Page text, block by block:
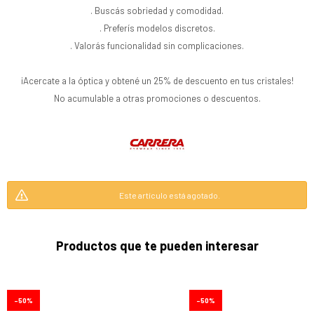
. Buscás sobriedad y comodidad.
. Preferís modelos discretos.
. Valorás funcionalidad sin complicaciones.
¡Acercate a la óptica y obtené un 25% de descuento en tus cristales!
No acumulable a otras promociones o descuentos.
Este artículo está agotado.
Productos que te pueden interesar
50 50